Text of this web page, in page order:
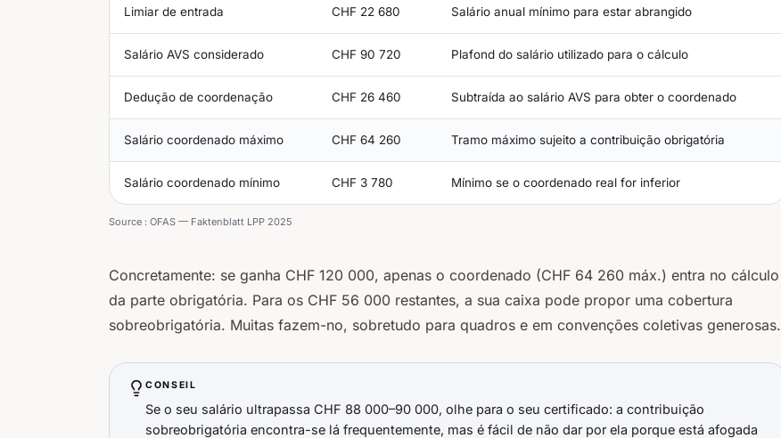
Limiar de entrada CHF 22 680 Salário anual mínimo para estar abrangido
Salário AVS considerado CHF 90 720 Plafond do salário utilizado para o cálculo
Dedução de coordenação CHF 26 460 Subtraída ao salário AVS para obter o coordenado
Salário coordenado máximo CHF 64 260 Tramo máximo sujeito a contribuição obrigatória
Salário coordenado mínimo CHF 3 780 Mínimo se o coordenado real for inferior
Source : OFAS — Faktenblatt LPP 2025
Concretamente: se ganha CHF 120 000, apenas o coordenado (CHF 64 260 máx.) entra no cálculo
da parte obrigatória. Para os CHF 56 000 restantes, a sua caixa pode propor uma cobertura
sobreobrigatória. Muitas fazem-no, sobretudo para quadros e em convenções coletivas generosas.
CONSEIL
Se o seu salário ultrapassa CHF 88 000–90 000, olhe para o seu certificado: a contribuição
sobreobrigatória encontra-se lá frequentemente, mas é fácil de não dar por ela porque está afogada